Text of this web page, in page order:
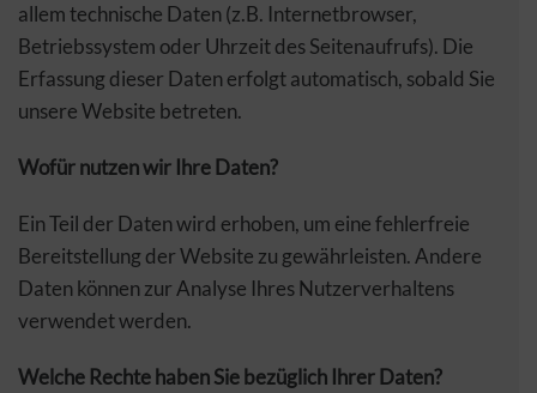
allem technische Daten (z.B. Internetbrowser,
Betriebssystem oder Uhrzeit des Seitenaufrufs). Die
Erfassung dieser Daten erfolgt automatisch, sobald Sie
unsere Website betreten.
Wofür nutzen wir Ihre Daten?
Ein Teil der Daten wird erhoben, um eine fehlerfreie
Bereitstellung der Website zu gewährleisten. Andere
Daten können zur Analyse Ihres Nutzerverhaltens
verwendet werden.
Welche Rechte haben Sie bezüglich Ihrer Daten?